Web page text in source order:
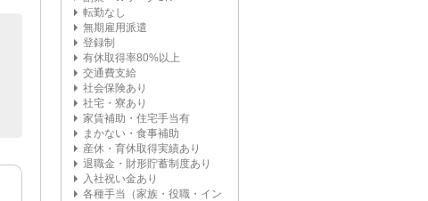
転勤なし
無期雇用派遣
登録制
有休取得率80%以上
交通費支給
社会保険あり
社宅・寮あり
家賃補助・住宅手当有
まかない・食事補助
産休・育休取得実績あり
退職金・財形貯蓄制度あり
入社祝い金あり
各種手当（家族・役職・イン